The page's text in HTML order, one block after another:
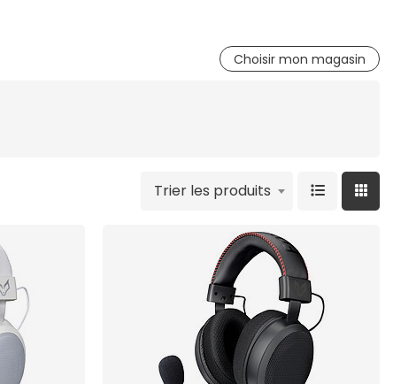
Choisir mon magasin
Trier les produits